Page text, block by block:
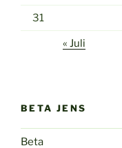
31
« Juli
BETA JENS
Beta